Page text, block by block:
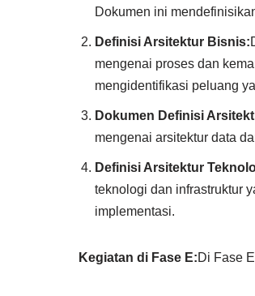
Dokumen ini
Definisi Arsitektur Bisnis:
mengenai proses dan
mengidentifikasi peluang
Dokumen Definisi
mengenai arsitektur data
Definisi Arsitektur
teknologi dan infrastruktur
implementasi.
Kegiatan di Fase E:Di Fase